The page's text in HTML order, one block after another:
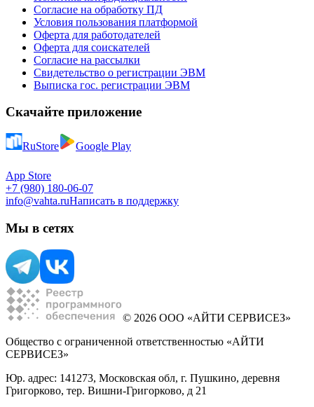
Согласие на обработку ПД
Условия пользования платформой
Оферта для работодателей
Оферта для соискателей
Согласие на рассылки
Свидетельство о регистрации ЭВМ
Выписка гос. регистрации ЭВМ
Скачайте приложение
RuStore Google Play
App Store
+7 (980) 180-06-07
info@vahta.ruНаписать в поддержку
Мы в сетях
© 2026 ООО «АЙТИ СЕРВИСЕЗ»
Общество с ограниченной ответственностью «АЙТИ
СЕРВИСЕЗ»
Юр. адрес: 141273, Московская обл, г. Пушкино, деревня
Григорково, тер. Вишни-Григорково, д 21